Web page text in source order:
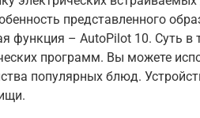
представленного
функция – AutoPilot 10. Суть в
программ. Вы можете
популярных блюд.